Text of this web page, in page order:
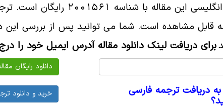
قابل مشاهده است. شما می توانید پس از بررسی این
برای دریافت لینک دانلود مقاله آدرس ایمیل خود را
دریافت ترجمه فارسی